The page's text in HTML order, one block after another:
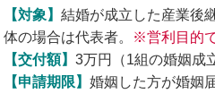
【対象】結婚が成立した産業後
体の場合は代表者。 ※営利目的
【交付額】3万円（1組の婚姻成
【申請期限】婚姻した方が婚姻